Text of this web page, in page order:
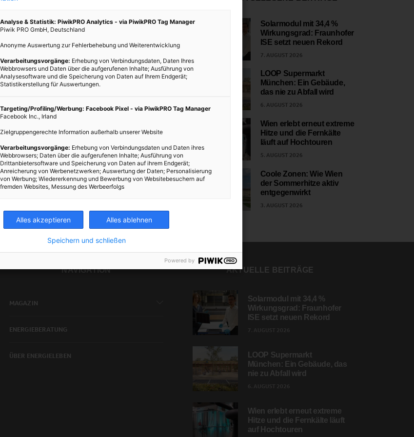
Solarmodul mit 34,4 %
Wirkungsgrad: Fraunhofer
ISE setzt neuen Rekord
7. AUGUST 2026
LOOP Supermarkt
München: Ein Gebäude,
das nie zu Abfall wird
6. AUGUST 2026
Wien erlebt erneut extreme
Hitze und die Fernkälte
läuft auf Hochtouren
5. AUGUST 2026
Coole Zonen: Wie Wien
der Sommerhitze aktiv
entgegenwirkt
3. AUGUST 2026
NAVIGATION
MAGAZIN
ENERGIEBERATUNG
ÜBER ENERGIELEBEN
AKTUELLE BEITRÄGE
Solarmodul mit 34,4 %
Wirkungsgrad: Fraunhofer
ISE setzt neuen Rekord
LOOP Supermarkt
München: Ein Gebäude, das
nie zu Abfall wird
Wien erlebt erneut extreme
Hitze und die Fernkälte läuft
auf Hochtouren
Analyse & Statistik: PiwikPRO Analytics - via PiwikPRO Tag Manager
Piwik PRO GmbH, Deutschland
Anonyme Auswertung zur Fehlerbehebung und Weiterentwicklung
Verarbeitungsvorgänge: Erhebung von Verbindungsdaten, Daten Ihres
Webbrowsers und Daten über die aufgerufenen Inhalte; Ausführung von
Analysesoftware und die Speicherung von Daten auf Ihrem Endgerät;
Statistikerstellung für Auswertungen.
Targeting/Profiling/Werbung: Facebook Pixel - via PiwikPRO Tag Manager
Facebook Inc., Irland
Zielgruppengerechte Information außerhalb unserer Website
Verarbeitungsvorgänge: Erhebung von Verbindungsdaten und Daten ihres
Webbrowsers; Daten über die aufgerufenen Inhalte; Ausführung von
Drittanbietersoftware und Speicherung von Daten auf ihrem Endgerät;
Anreicherung von Werbenetzwerken; Auswertung der Daten; Personalisierung
von Werbung; Wiedererkennung und Bewerbung von Websitebesuchern auf
fremden Websites, Messung des Werbeerfolgs
Alles akzeptieren Alles ablehnen
Speichern und schließen
Powered by